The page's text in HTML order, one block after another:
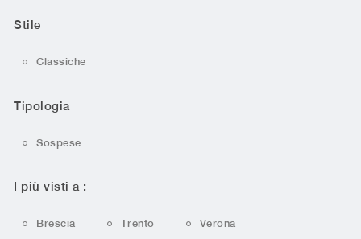
Stile
Classiche
Tipologia
Sospese
I più visti a :
Brescia Trento Verona